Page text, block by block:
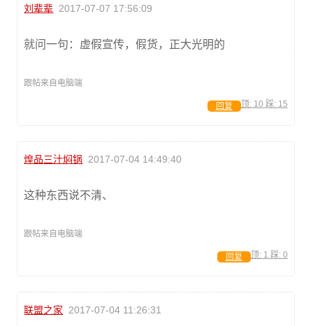
刘辈辈 2017-07-07 17:56:09
就问一句：虚假宣传，假货，正大光明的
跟帖来自电脑端
顶: 10 踩: 15
回复
煌品三汁焖锅 2017-07-04 14:49:40
这种东西说不清、
跟帖来自电脑端
顶: 1 踩: 0
回复
联盟之家 2017-07-04 11:26:31